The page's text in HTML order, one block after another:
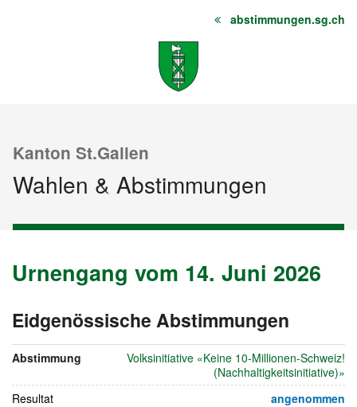
Startseite
Sitemap abstimmungen.sg.ch
Kanton St.Gallen
Wahlen & Abstimmungen
Urnengang
vom
Juni
2026
Archiv
Urnengang vom 14. Juni 2026
Eidgenössische Abstimmungen
14.
Juni
2026
Abstimmung
Volksinitiative «Keine 10-Millionen-Schweiz!
(Nachhaltigkeitsinitiative)»
Resultat
angenommen